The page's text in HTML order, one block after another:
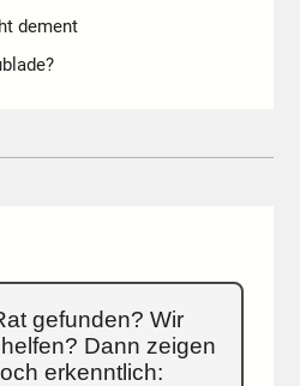
dement
gefunden? Wir
Dann zeigen
erkenntlich: